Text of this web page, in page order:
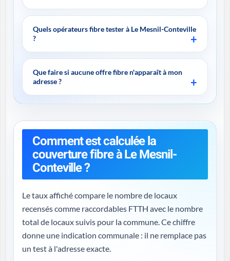
Quels opérateurs fibre tester à Le Mesnil-Conteville
?
Que faire si aucune offre fibre n'apparaît à mon
adresse ?
Comment est calculée la
couverture fibre à Le Mesnil-
Conteville ?
Le taux affiché compare le nombre de locaux
recensés comme raccordables FTTH avec le nombre
total de locaux suivis pour la commune. Ce chiffre
donne une indication communale : il ne remplace pas
un test à l'adresse exacte.